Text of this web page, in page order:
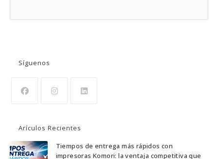
Síguenos
una
una
una
Arículos Recientes
Tiempos de entrega más rápidos con
impresoras Komori: la ventaja competitiva que